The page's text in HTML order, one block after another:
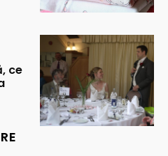
ce